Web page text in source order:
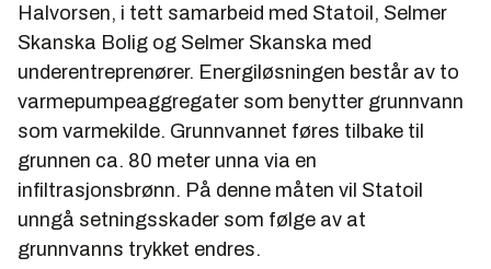
Halvorsen, i tett samarbeid med Statoil, Selmer
Skanska Bolig og Selmer Skanska med
underentreprenører. Energiløsningen består av to
varmepumpeaggregater som benytter grunnvann
som varmekilde. Grunnvannet føres tilbake til
grunnen ca. 80 meter unna via en
infiltrasjonsbrønn. På denne måten vil Statoil
unngå setningsskader som følge av at
grunnvanns trykket endres.